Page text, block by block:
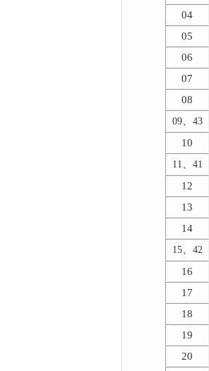
04
05
06
07
08
09、 43
10
11 41
12
13
14
15、 42
16
17
18
19
20